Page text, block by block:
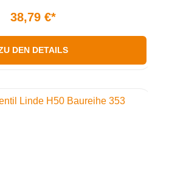
38,79 €*
DEN DETAILS